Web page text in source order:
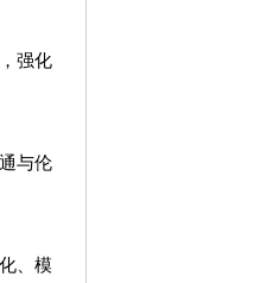
强化
与伦
、模